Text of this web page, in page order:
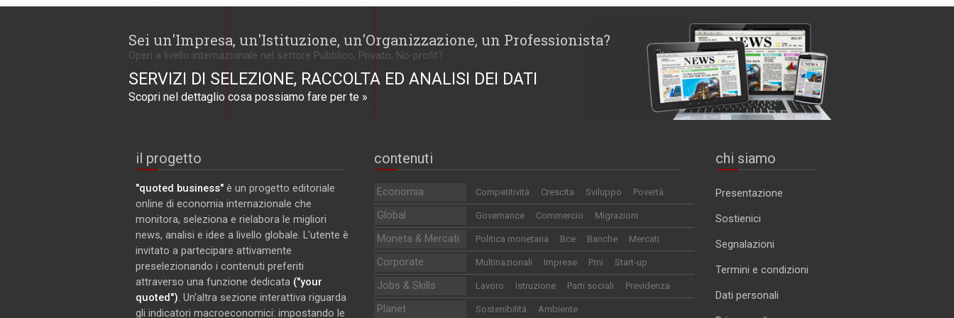
Sei un'Impresa, un'Istituzione, un'Organizzazione, un Professionista?
Operi a livello internazionale nel settore Pubblico, Privato, No-profit?
SERVIZI DI SELEZIONE, RACCOLTA ED ANALISI DEI DATI
Scopri nel dettaglio cosa possiamo fare per te »
il progetto
"quoted business" è un progetto editoriale
online di economia internazionale che
monitora, seleziona e rielabora le migliori
news, analisi e idee a livello globale. L'utente è
invitato a partecipare attivamente
preselezionando i contenuti preferiti
attraverso una funzione dedicata ("your
quoted"). Un'altra sezione interattiva riguarda
gli indicatori macroeconomici: impostando le
contenuti
Economia Competitività Crescita Sviluppo Povertà
Global Governance Commercio Migrazioni
Moneta & Mercati Politica monetaria Bce Banche Mercati
Corporate Multinazionali Imprese Pmi Start-up
Jobs & Skills Lavoro Istruzione Parti sociali Previdenza
Planet Sostenibilità Ambiente
chi siamo
Presentazione
Sostienici
Segnalazioni
Termini e condizioni
Dati personali